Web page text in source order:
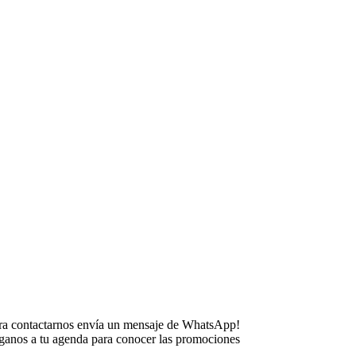
contactarnos envía un mensaje de WhatsApp!
a tu agenda para conocer las promociones